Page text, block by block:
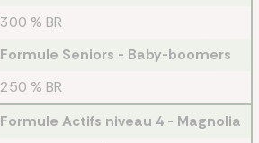
300 % BR
Formule Seniors - Baby-boomers
250 % BR
Formule Actifs niveau 4 - Magnolia